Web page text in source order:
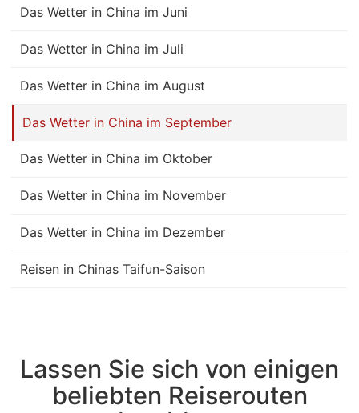
Das Wetter in China im Juni
Das Wetter in China im Juli
Das Wetter in China im August
Das Wetter in China im September
Das Wetter in China im Oktober
Das Wetter in China im November
Das Wetter in China im Dezember
Reisen in Chinas Taifun-Saison
Lassen Sie sich von einigen
beliebten Reiserouten